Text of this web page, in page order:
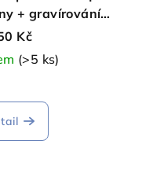
+ gravírování
| vyměnitelná
Kč
(>5 ks)